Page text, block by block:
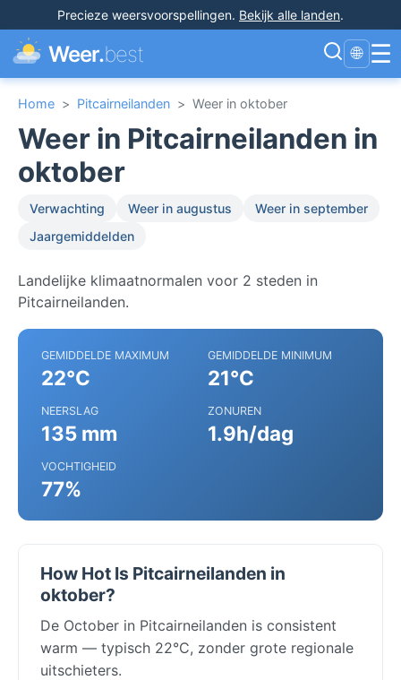
Precieze weersvoorspellingen. Bekijk alle landen.
Weer.best 🌐 ☰
Home > Pitcairneilanden > Weer in oktober
Weer in Pitcairneilanden in
oktober
Verwachting Weer in augustus
Weer in september
Jaargemiddelden
Landelijke klimaatnormalen voor 2 steden in
Pitcairneilanden.
GEMIDDELDE MAXIMUM
22°C
GEMIDDELDE MINIMUM
21°C
NEERSLAG
135 mm
ZONUREN
1.9h/dag
VOCHTIGHEID
77%
How Hot Is Pitcairneilanden in
oktober?
De October in Pitcairneilanden is consistent
warm — typisch 22°C, zonder grote regionale
uitschieters.